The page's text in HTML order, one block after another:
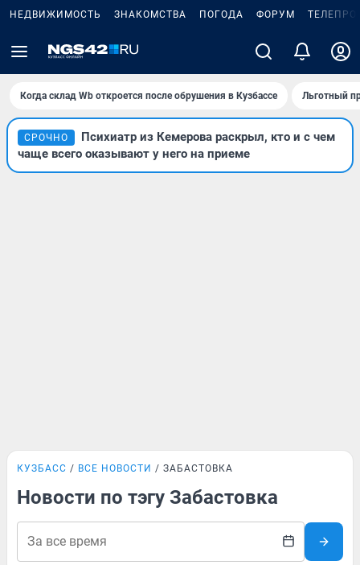
НЕДВИЖИМОСТЬ ЗНАКОМСТВА ПОГОДА ФОРУМ
Когда склад Wb откроется после обрушения в Кузбассе Льготный
СРОЧНО
Психиатр из Кемерова раскрыл, кто и с чем
чаще всего оказывают у него на приеме
КУЗБАСС ВСЕ НОВОСТИ ЗАБАСТОВКА
Новости по тэгу Забастовка